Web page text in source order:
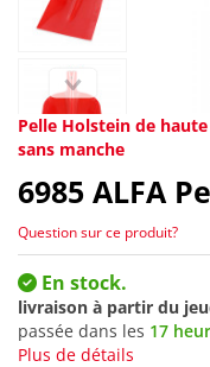
Pelle Holstein de
sans manche
6985 ALFA
Question sur ce produit?
En stock.
livraison à partir du
passée dans les 17
Plus de détails